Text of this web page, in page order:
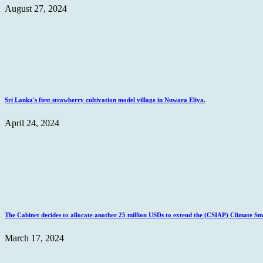
August 27, 2024
Sri Lanka's first strawberry cultivation model village in Nuwara Eliya.
April 24, 2024
The Cabinet decides to allocate another 25 million USDs to extend the (CSIAP) Climate
March 17, 2024